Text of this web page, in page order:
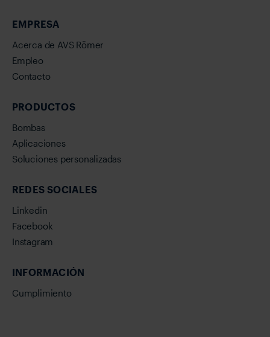
EMPRESA
Acerca de AVS Römer
Empleo
Contacto
PRODUCTOS
Bombas
Aplicaciones
Soluciones personalizadas
REDES SOCIALES
Linkedin
Facebook
Instagram
INFORMACIÓN
Cumplimiento